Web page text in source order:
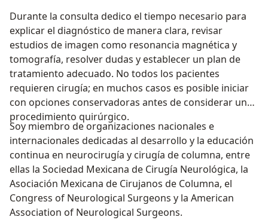
Durante la consulta dedico el tiempo necesario para
explicar el diagnóstico de manera clara, revisar
estudios de imagen como resonancia magnética y
tomografía, resolver dudas y establecer un plan de
tratamiento adecuado. No todos los pacientes
requieren cirugía; en muchos casos es posible iniciar
con opciones conservadoras antes de considerar un
procedimiento quirúrgico.
Soy miembro de organizaciones nacionales e
internacionales dedicadas al desarrollo y la educación
continua en neurocirugía y cirugía de columna, entre
ellas la Sociedad Mexicana de Cirugía Neurológica, la
Asociación Mexicana de Cirujanos de Columna, el
Congress of Neurological Surgeons y la American
Association of Neurological Surgeons.